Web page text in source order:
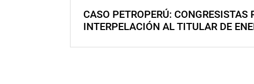
CASO PETROPERÚ: CONGRESISTAS
INTERPELACIÓN AL TITULAR DE